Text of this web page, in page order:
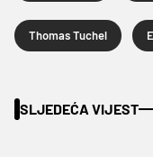
Thomas Tuchel
SLJEDEĆA VIJEST